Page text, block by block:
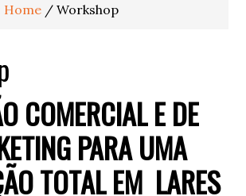
Home / Workshop
COMERCIAL E DE
PARA UMA
TOTAL EM LARES